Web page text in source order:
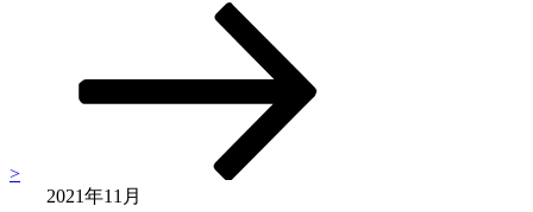
>
2021年11月